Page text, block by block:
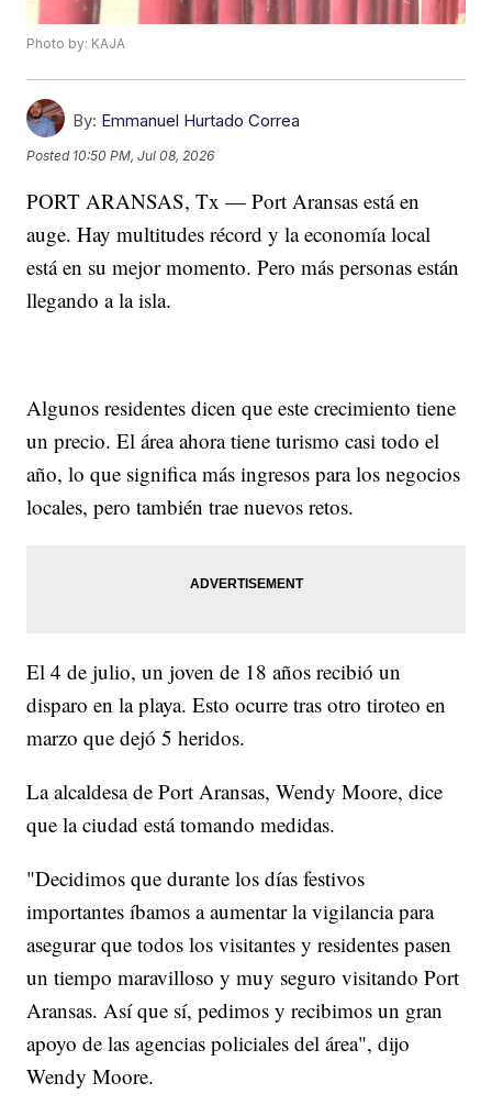
Photo by: KAJA
By: Emmanuel Hurtado Correa
Posted 10:50 PM, Jul 08, 2026
PORT ARANSAS, Tx — Port Aransas está en
auge. Hay multitudes récord y la economía local
está en su mejor momento. Pero más personas están
llegando a la isla.
Algunos residentes dicen que este crecimiento tiene
un precio. El área ahora tiene turismo casi todo el
año, lo que significa más ingresos para los negocios
locales, pero también trae nuevos retos.
El 4 de julio, un joven de 18 años recibió un
disparo en la playa. Esto ocurre tras otro tiroteo en
marzo que dejó 5 heridos.
La alcaldesa de Port Aransas, Wendy Moore, dice
que la ciudad está tomando medidas.
"Decidimos que durante los días festivos
importantes íbamos a aumentar la vigilancia para
asegurar que todos los visitantes y residentes pasen
un tiempo maravilloso y muy seguro visitando Port
Aransas. Así que sí, pedimos y recibimos un gran
apoyo de las agencias policiales del área", dijo
Wendy Moore.